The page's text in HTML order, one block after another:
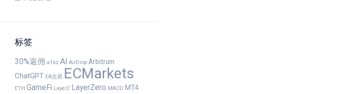
标签
30%返佣 a16z AI AirDrop Arbitrum
ChatGPT EA交易 ECMarkets
ETH GameFi Layer2 LayerZero MACD MT4